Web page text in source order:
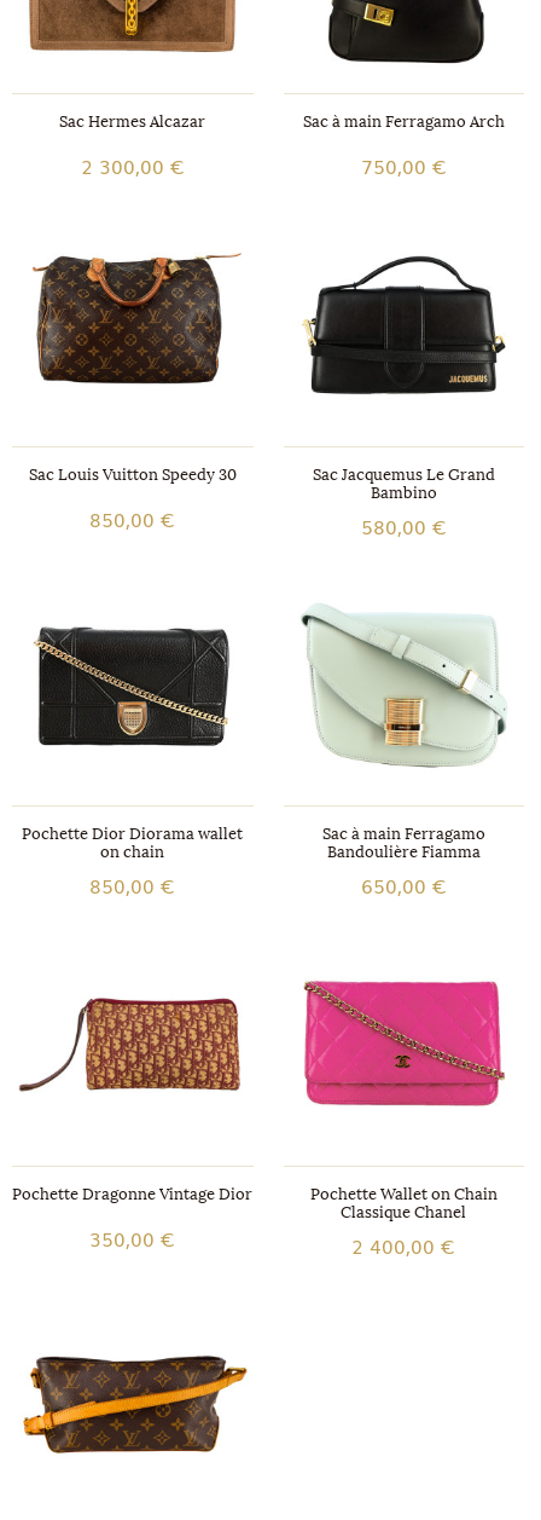
Sac Hermes Alcazar
2 300,00 €
Sac à main Ferragamo Arch
750,00 €
Sac Louis Vuitton Speedy 30
850,00 €
Sac Jacquemus Le Grand
Bambino
580,00 €
Pochette Dior Diorama wallet
on chain
850,00 €
Sac à main Ferragamo
Bandoulière Fiamma
650,00 €
Pochette Dragonne Vintage Dior
350,00 €
Pochette Wallet on Chain
Classique Chanel
2 400,00 €